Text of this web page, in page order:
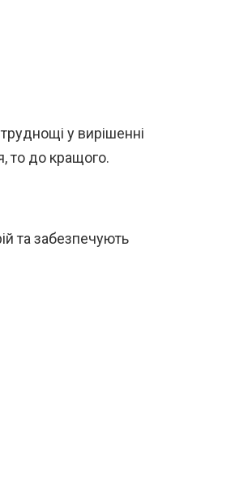
у вирішенні
то до кращого.
та забезпечують